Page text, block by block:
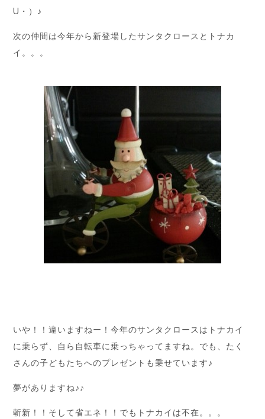
U・）♪
次の仲間は今年から新登場したサンタクロースとトナカ
イ。。。
いや！！違いますねー！今年のサンタクロースはトナカイ
に乗らず、自ら自転車に乗っちゃってますね。でも、たく
さんの子どもたちへのプレゼントも乗せています♪
夢がありますね♪♪
斬新！！そして省エネ！！でもトナカイは不在。。。